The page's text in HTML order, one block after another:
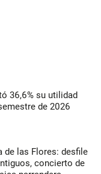
36,6% su utilidad
de 2026
de las Flores: desfile
concierto de